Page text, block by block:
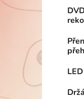
p
n
e
l